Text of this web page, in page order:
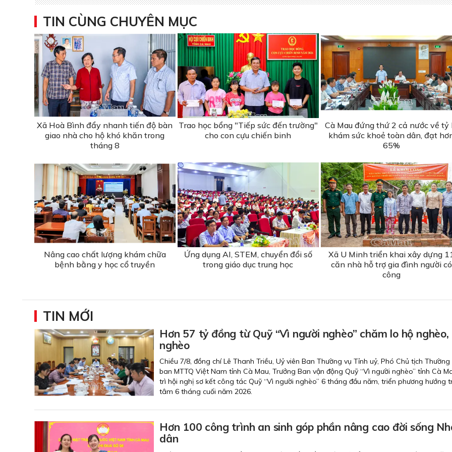
TIN CÙNG CHUYÊN MỤC
Xã Hoà Bình đẩy nhanh tiến độ bàn
giao nhà cho hộ khó khăn trong
tháng 8
Trao học bổng "Tiếp sức đến trường"
cho con cựu chiến binh
Cà Mau đứng thứ 2 cả nước về tỷ
khám sức khoẻ toàn dân, đạt
65%
Nâng cao chất lượng khám chữa
bệnh bằng y học cổ truyền
Ứng dụng AI, STEM, chuyển đổi số
trong giáo dục trung học
Xã U Minh triển khai xây dựng
căn nhà hỗ trợ gia đình người có
công
TIN MỚI
Hơn 57 tỷ đồng từ Quỹ “Vì người nghèo” chăm lo hộ nghèo,
nghèo
Chiều 7/8, đồng chí Lê Thanh Triều, Uỷ viên Ban Thường vụ Tỉnh uỷ, Phó Chủ tịch
ban MTTQ Việt Nam tỉnh Cà Mau, Trưởng Ban vận động Quỹ “Vì người nghèo” tỉnh Cà
trì hội nghị sơ kết công tác Quỹ “Vì người nghèo” 6 tháng đầu năm, triển phương hướng
tâm 6 tháng cuối năm 2026.
Hơn 100 công trình an sinh góp phần nâng cao đời sống
dân